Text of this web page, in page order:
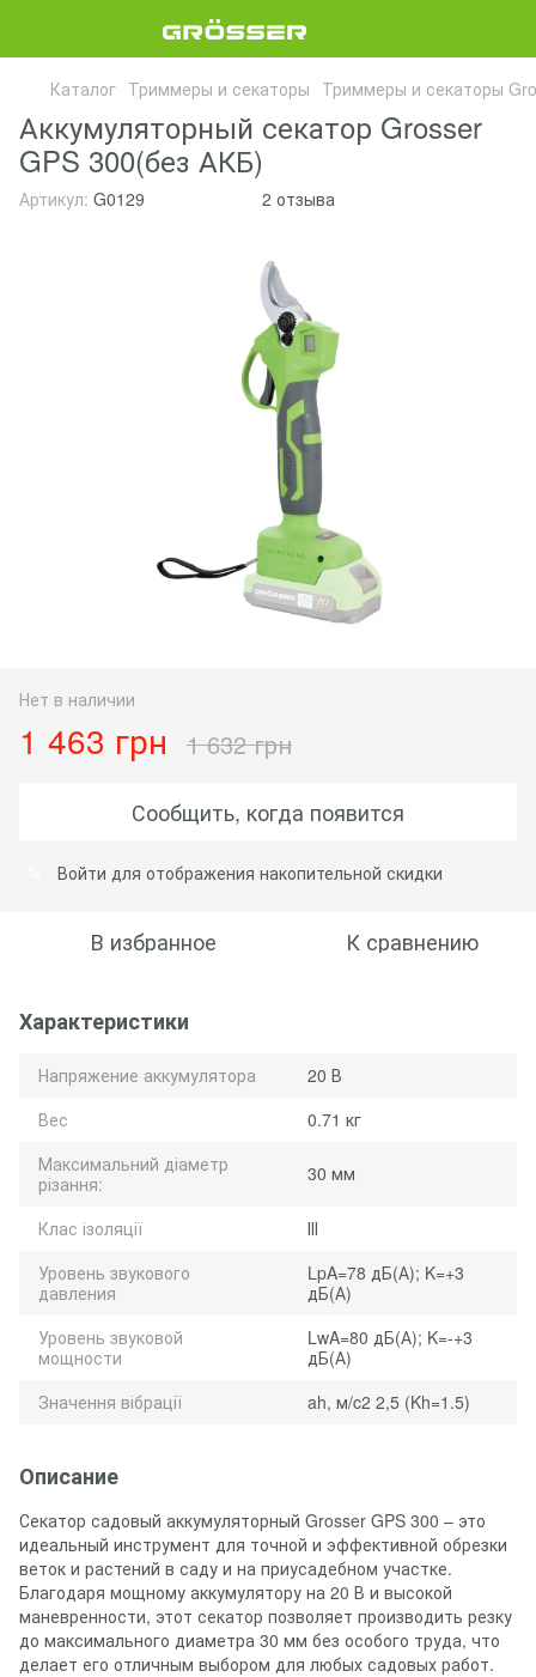
Каталог Триммеры и секаторы Триммеры и секаторы
Аккумуляторный секатор Grosser
GPS 300(без АКБ)
Артикул: G0129 2 отзыва
Нет в наличии
1 463 грн 1 632 грн
Сообщить, когда появится
Войти для отображения накопительной скидки
В избранное К сравнению
Характеристики
Напряжение аккумулятора
20 В
Вес
0.71 кг
Максимальний діаметр
різання:
30 мм
Клас ізоляції
ІІІ
Уровень звукового
давления
LpA=78 дБ(А); K=+3
дБ(А)
Уровень звуковой
мощности
LwA=80 дБ(А); K=-+3
дБ(А)
Значення вібрації
ah, м/c2 2,5 (Kh=1.5)
Описание
Секатор садовый аккумуляторный Grosser GPS 300 – это
идеальный инструмент для точной и эффективной обрезки
веток и растений в саду и на приусадебном участке.
Благодаря мощному аккумулятору на 20 В и высокой
маневренности, этот секатор позволяет производить резку
до максимального диаметра 30 мм без особого труда, что
делает его отличным выбором для любых садовых работ.